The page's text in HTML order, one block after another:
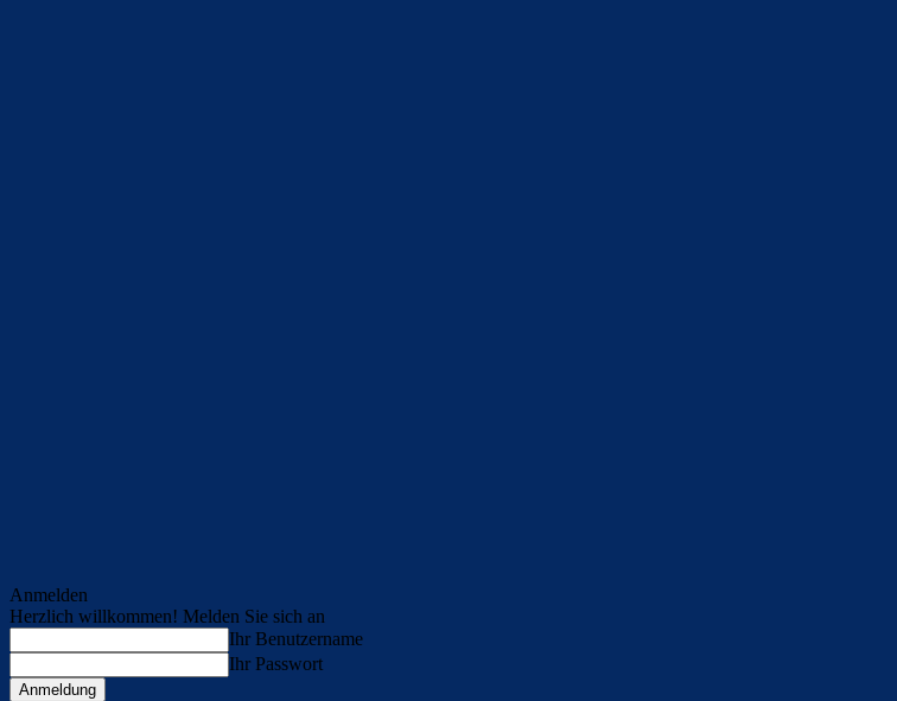
Anmelden
Herzlich willkommen! Melden Sie sich an
Ihr Benutzername
Ihr Passwort